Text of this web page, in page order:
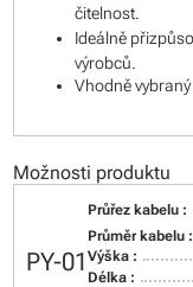
čitelnost.
Ideálně
výrobců.
Vhodně
Možnosti produktu
PY-01
Průřez kabelu :
Průměr kabelu :
Výška :
Délka :